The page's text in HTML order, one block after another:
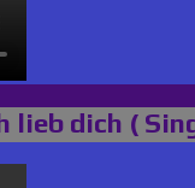
lieb dich (